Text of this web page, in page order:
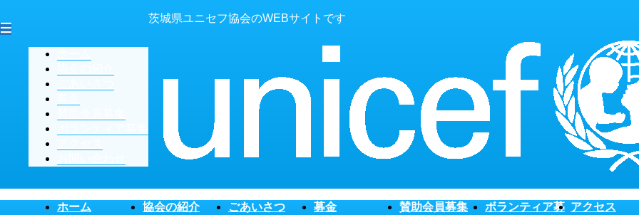
茨城県ユニセフ協会のWEBサイトです
ホーム 協会の紹介 ごあいさつ 募金 賛助会員募集
ボランティア募 アクセス